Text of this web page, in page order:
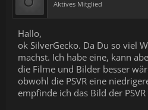
Aktives Mitglied
Hallo,
ok SilverGecko. Da Du so viel
machst. Ich habe eine, kann
die Filme und Bilder besser
obwohl die PSVR eine
empfinde ich das Bild der PSVR